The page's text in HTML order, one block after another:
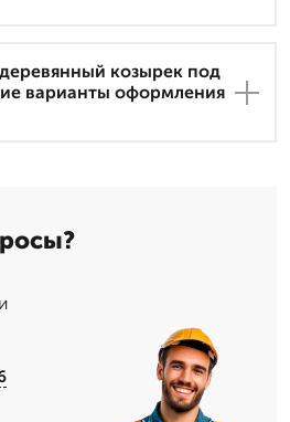
козырек под
варианты оформления